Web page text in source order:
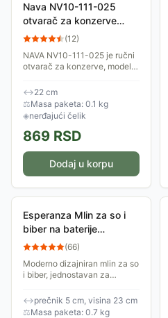
Nava NV10-111-025
otvarač za konzerve
Mistry
(12)
NAVA NV10-111-025 je ručni
otvarač za konzerve, model
nerđajućeg čelika i dugačak
je 22 cm. Otvarač seče glatko
i ne ostavlja...
↔22 cm
⚖Masa paketa: 0.1 kg
◈nerđajući čelik
869 RSD
Dodaj u korpu
Esperanza Mlin za so i
biber na baterije
EKP001R (66)
Moderno dizajniran mlin za so
i biber, jednostavan za
baterije. Podesiva finoća
mlevenja.
↔prečnik 5 cm, visina 23 cm
⚖Masa paketa: 0.7 kg